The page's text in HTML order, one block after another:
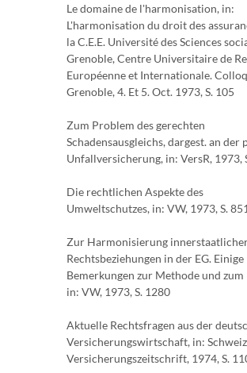
Le domaine de l'harmonisation, in:
L'harmonisation du droit des
la C.E.E. Université des Sciences
Grenoble, Centre Universitaire de
Européenne et Internationale.
Grenoble, 4. Et 5. Oct. 1973, S. 105
Zum Problem des gerechten
Schadensausgleichs, dargest. an der
Unfallversicherung, in: VersR, 1973,
Die rechtlichen Aspekte des
Umweltschutzes, in: VW, 1973, S. 851
Zur Harmonisierung
Rechtsbeziehungen in der EG. Einige
Bemerkungen zur Methode und zum
in: VW, 1973, S. 1280
Aktuelle Rechtsfragen aus der
Versicherungswirtschaft, in:
Versicherungszeitschrift, 1974, S.